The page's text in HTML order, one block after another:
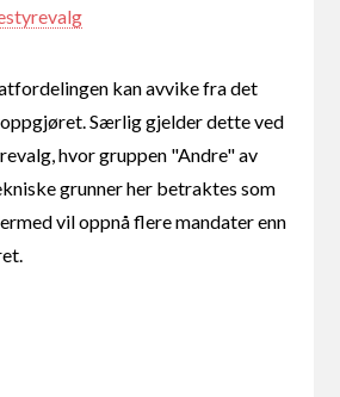
kan avvike fra det
Særlig gjelder dette ved
hvor gruppen "Andre" av
grunner her betraktes som
vil oppnå flere mandater enn